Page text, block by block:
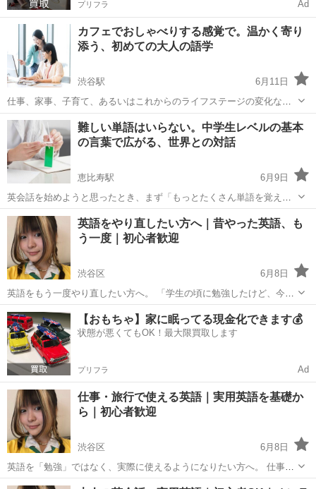
プリフラ Ad
カフェでおしゃべりする感覚で。温かく寄り
添う、初めての大人の語学
渋谷駅
6月11日
仕事、家事、子育て、あるいはこれからのライフステージの変化な
ど、日々を忙しく、そしてしなやかに生きる女性たちへ。何か新しい
趣味を始めたい、眠っていた好奇心を呼び覚ましたいと思ったとき、
英会話はあなたの日常をガラリと変える素晴...
東京 渋谷区 渋谷駅 英会話
難しい単語はいらない。中学生レベルの基本
の言葉で広がる、世界との対話
恵比寿駅
6月9日
英会話を始めようと思ったとき、まず「もっとたくさん単語を覚えな
きゃ」と分厚い単語帳を買いに走っていませんか。そして、日常のあ
わただしさの中で暗記が続かず、自分にはまだ早いと諦めてしまう。
そんなサイクルを繰り返しているとしたら...
東京 渋谷区 恵比寿駅 英会話 瞬発力
英語をやり直したい方へ｜昔やった英語、も
う一度｜初心者歓迎
渋谷区
6月8日
英語をもう一度やり直したい方へ。 「学生の頃に勉強したけど、今は
ほとんど忘れてしまった」 「英語に苦手意識があって、そのままにな
っている」 「やり直したい気持ちはあるけど、何から始めればいいか
わからない」 そんな...
東京 渋谷区 英会話
【おもちゃ】家に眠ってる現金化できます💰
状態が悪くてもOK！最大限買取します
プリフラ Ad
仕事・旅行で使える英語｜実用英語を基礎か
ら｜初心者歓迎
渋谷区
6月8日
英語を「勉強」ではなく、実際に使えるようになりたい方へ。 仕事や
旅行、日常の中で使える英語を中心に、オンラインでレッスンを行っ
東京 渋谷区 英会話